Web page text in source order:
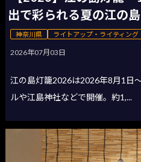
出で彩られる夏の江の島
神奈川県 ライトアップ・ライティング
2026年07月03日
江の島灯籠2026は2026年8月1日
ルや江島神社などで開催。約1,...